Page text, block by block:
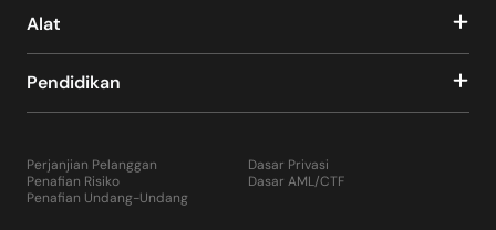
Alat
Pendidikan
Perjanjian Pelanggan
Penafian Risiko
Penafian Undang-Undang
Dasar Privasi
Dasar AML/CTF